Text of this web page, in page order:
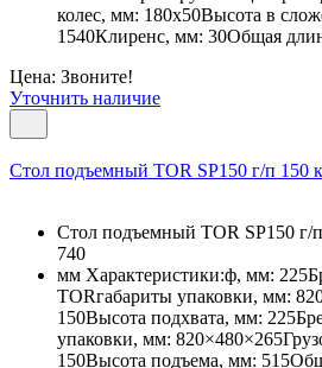
колес, мм: 180х50Высота в
1540Клиренс, мм: 30Общая
Цена: Звоните!
Уточнить наличие
Стол подъемный TOR SP150 г/п 150
Стол подъемный TOR SP150 г/
740
мм Характеристики:ф, мм:
TORгабариты упаковки, мм:
150Высота подхвата, мм:
упаковки, мм:
150Высота подъема, мм: